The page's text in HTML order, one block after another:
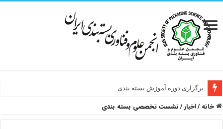
برگزاری دوره آموزش بسته بندی
خانه /اخبار/نشست تخصصی بسته بندی